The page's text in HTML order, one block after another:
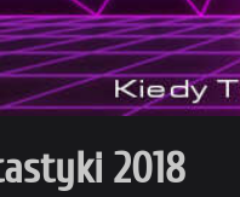
2018